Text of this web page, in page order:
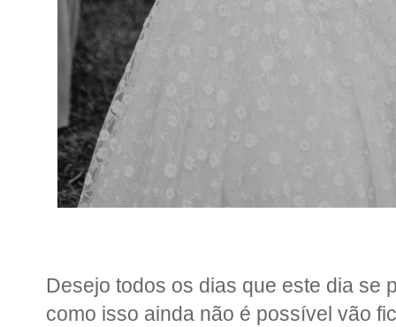
Desejo todos os dias que este dia se
como isso ainda não é possível vão